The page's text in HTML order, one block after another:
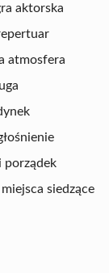
aktorska
atmosfera
porządek
siedzące